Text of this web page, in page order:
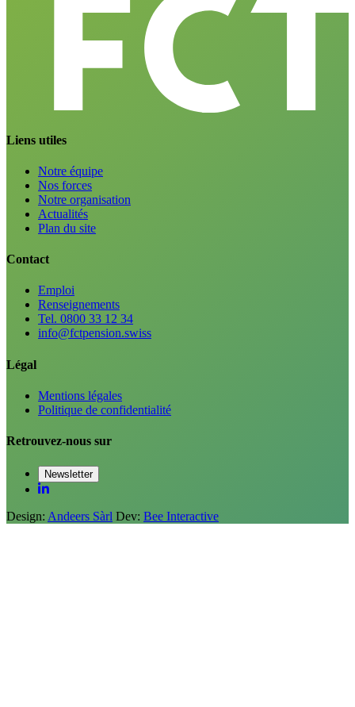
Liens utiles
Notre équipe
Nos forces
Notre organisation
Actualités
Plan du site
Contact
Emploi
Renseignements
Tel. 0800 33 12 34
info@fctpension.swiss
Légal
Mentions légales
Politique de confidentialité
Retrouvez-nous sur
Newsletter
Design: Andeers Sàrl Dev: Bee Interactive